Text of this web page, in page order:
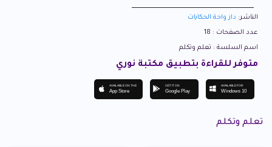
الناشر: دار واحة الحكايات
عدد الصفحات : 18
اسم السلسة : تعلم وتكلم
متوفر للقراءة بتطبيق مكتبة نوري
AVAILABLE ON THE
App Store
GET IT ON
Google Play
AVAILABLE FOR
Windows 10
تعلم وتكلم